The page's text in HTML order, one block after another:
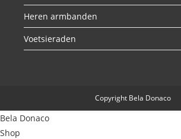
Heren armbanden
Voetsieraden
Copyright Bela Donaco
Bela Donaco
Shop